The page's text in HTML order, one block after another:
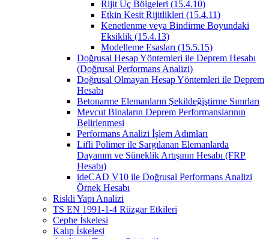
Rijit Uç Bölgeleri (15.4.10)
Etkin Kesit Rijitlikleri (15.4.11)
Kenetlenme veya Bindirme Boyundaki
Eksiklik (15.4.13)
Modelleme Esasları (15.5.15)
Doğrusal Hesap Yöntemleri ile Deprem Hesabı
(Doğrusal Performans Analizi)
Doğrusal Olmayan Hesap Yöntemleri ile Deprem
Hesabı
Betonarme Elemanların Şekildeğiştirme Sınırları
Mevcut Binaların Deprem Performanslarının
Belirlenmesi
Performans Analizi İşlem Adımları
Lifli Polimer ile Sargılanan Elemanlarda
Dayanım ve Süneklik Artışının Hesabı (FRP
Hesabı)
ideCAD V10 ile Doğrusal Performans Analizi
Örnek Hesabı
Riskli Yapı Analizi
TS EN 1991-1-4 Rüzgar Etkileri
Cephe İskelesi
Kalıp İskelesi